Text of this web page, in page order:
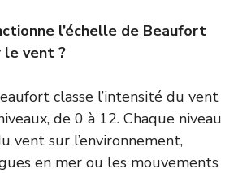
l’échelle de Beaufort
le vent ?
classe l’intensité du vent
de 0 à 12. Chaque niveau
vent sur l’environnement,
en mer ou les mouvements